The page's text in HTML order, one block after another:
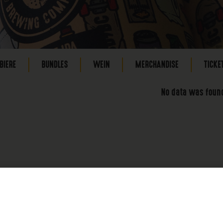
BUNDLES WEIN MERCHANDISE
No data was found